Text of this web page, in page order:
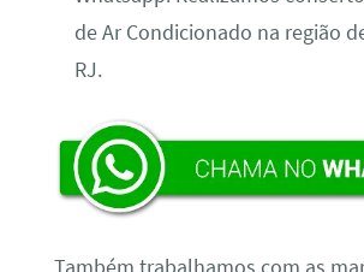
de Ar Condicionado na região
RJ.
Também trabalhamos com as